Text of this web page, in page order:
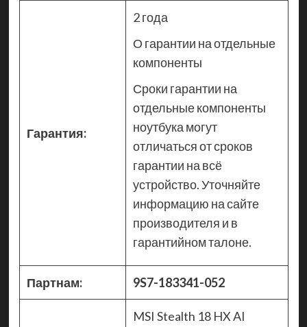
Гарантия:
2 года
О гарантии на отдельные
компоненты
Сроки гарантии на
отдельные компоненты
ноутбука могут
отличаться от сроков
гарантии на всё
устройство. Уточняйте
информацию на сайте
производителя и в
гарантийном талоне.
Партнам: 9S7-183341-052
MSI Stealth 18 HX AI